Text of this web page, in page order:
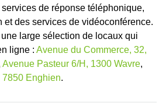
de réponse téléphonique,
et des services de vidéoconférence.
large sélection de locaux qui
ligne : Avenue du Commerce, 32,
Avenue Pasteur 6/H, 1300 Wavre,
Enghien.